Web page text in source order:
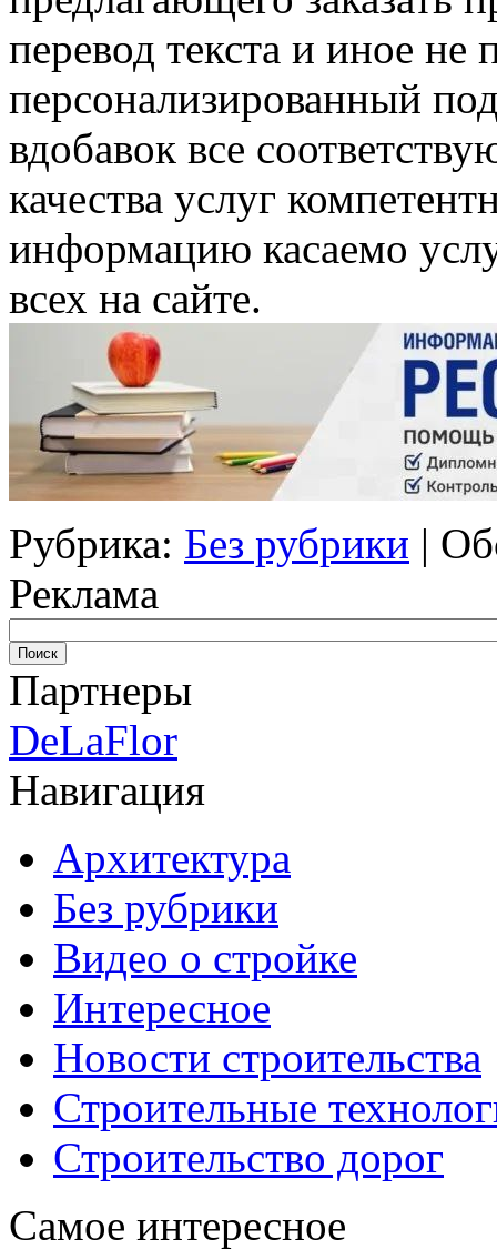
перевод текста и иное не
персонализированный
вдобавок все
качества услуг
информацию касаемо
всех на сайте.
Рубрика: Без рубрики |
Реклама
Партнеры
DeLaFlor
Навигация
Архитектура
Без рубрики
Видео о стройке
Интересное
Новости строительства
Строительные
Строительство дорог
Самое интересное